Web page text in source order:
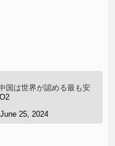
国は世界が認める最も安
June 25, 2024